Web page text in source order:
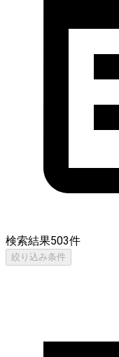
検索結果503件
絞り込み条件